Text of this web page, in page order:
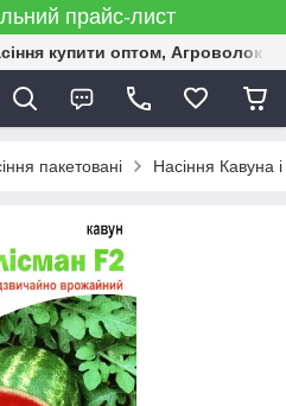
прайс-лист
купити оптом,
пакетовані Насіння Кавуна